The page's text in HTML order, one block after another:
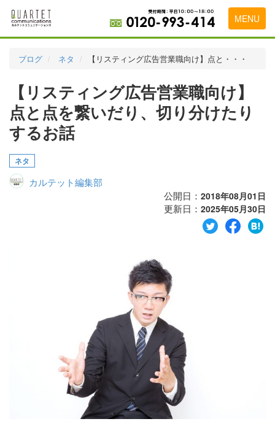
MENU
実績・お客様の声
初めて導入をお考えの方
広告代理店・HP制作会社様へ
ブログ ネタ 【リスティング広告営業職向け】点と・・・
【リスティング広告営業職向け】
点と点を繋いだり、切り分けたり
するお話
ネタ
カルテット編集部
公開日： 2018年08月01日
更新日： 2025年05月30日